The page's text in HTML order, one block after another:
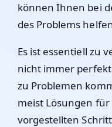
können Ihnen bei
des Problems
Es ist essentiell zu
nicht immer
zu Problemen
meist Lösungen
vorgestellten